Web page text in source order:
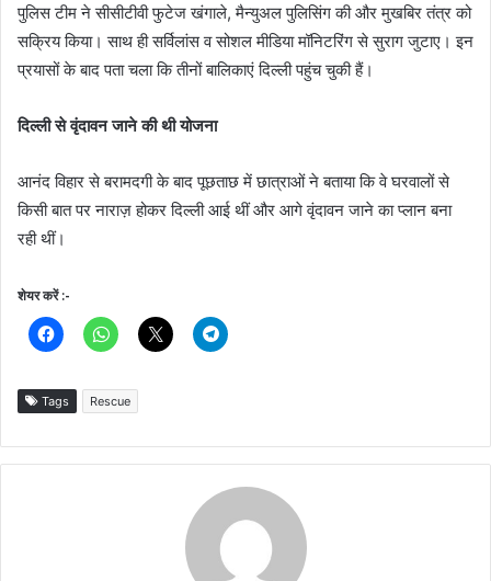
पुलिस टीम ने सीसीटीवी फुटेज खंगाले, मैन्युअल पुलिसिंग की और मुखबिर तंत्र को
सक्रिय किया। साथ ही सर्विलांस व सोशल मीडिया मॉनिटरिंग से सुराग जुटाए। इन
प्रयासों के बाद पता चला कि तीनों बालिकाएं दिल्ली पहुंच चुकी हैं।
दिल्ली से वृंदावन जाने की थी योजना
आनंद विहार से बरामदगी के बाद पूछताछ में छात्राओं ने बताया कि वे घरवालों से
किसी बात पर नाराज़ होकर दिल्ली आई थीं और आगे वृंदावन जाने का प्लान बना
रही थीं।
शेयर करें :-
Tags Rescue